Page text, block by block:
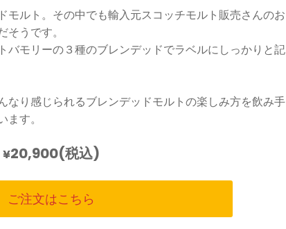
モルト。その中でも輸入元スコッチモルト販売さんのお
うです。
バモリーの３種のブレンデッドでラベルにしっかりと記
なり感じられるブレンデッドモルトの楽しみ方を飲み手
す。
¥20,900(税込)
ご注文はこちら